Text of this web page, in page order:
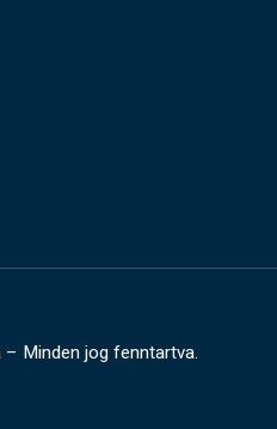
Minden jog fenntartva.